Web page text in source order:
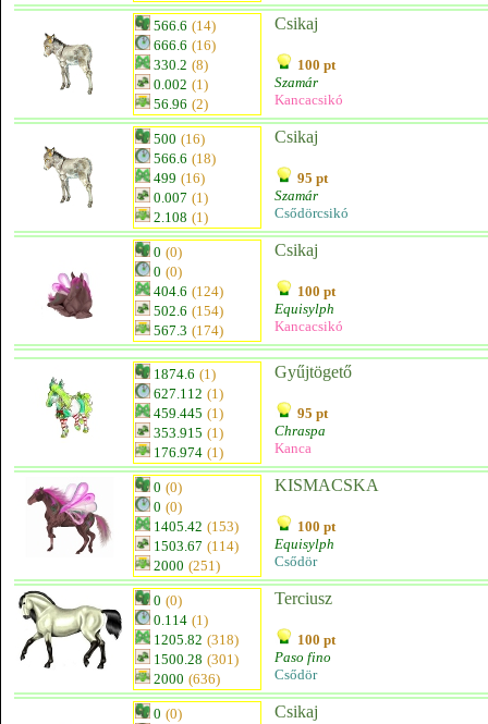
566.6 (14)
666.6 (16)
330.2 (8)
0.002 (1)
56.96 (2)
Csikaj
100 pt
Szamár
Kancacsikó
500 (16)
566.6 (18)
499 (16)
0.007 (1)
2.108 (1)
Csikaj
95 pt
Szamár
Csődörcsikó
0 (0)
0 (0)
404.6 (124)
502.6 (154)
567.3 (174)
Csikaj
100 pt
Equisylph
Kancacsikó
1874.6 (1)
627.112 (1)
459.445 (1)
353.915 (1)
176.974 (1)
Gyűjtögető
95 pt
Chraspa
Kanca
0 (0)
0 (0)
1405.42 (153)
1503.67 (114)
2000 (251)
KISMACSKA
100 pt
Equisylph
Csődör
0 (0)
0.114 (1)
1205.82 (318)
1500.28 (301)
2000 (636)
Terciusz
100 pt
Paso fino
Csődör
0 (0)
Csikaj